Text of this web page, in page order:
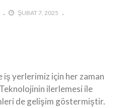
ŞUBAT 7, 2025
iş yerlerimiz için her zaman
ilerlemesi ile
de gelişim göstermiştir.